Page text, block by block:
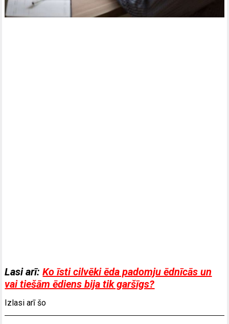
Lasi arī:Ko īsti cilvēki ēda padomju ēdnīcās un
vai tiešām ēdiens bija tik garšīgs?
Izlasi arī šo